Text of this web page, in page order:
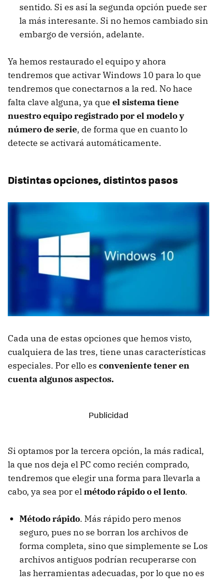
sentido. Si es así la segunda opción puede ser
la más interesante. Si no hemos cambiado sin
embargo de versión, adelante.
Ya hemos restaurado el equipo y ahora
tendremos que activar Windows 10 para lo que
tendremos que conectarnos a la red. No hace
falta clave alguna, ya que el sistema tiene
nuestro equipo registrado por el modelo y
número de serie, de forma que en cuanto lo
detecte se activará automáticamente.
Distintas opciones, distintos pasos
Cada una de estas opciones que hemos visto,
cualquiera de las tres, tiene unas características
especiales. Por ello es conveniente tener en
cuenta algunos aspectos.
Si optamos por la tercera opción, la más radical,
la que nos deja el PC como recién comprado,
tendremos que elegir una forma para llevarla a
cabo, ya sea por el método rápido o el lento.
Método rápido. Más rápido pero menos
seguro, pues no se borran los archivos de
forma completa, sino que simplemente se Los
archivos antiguos podrían recuperarse con
las herramientas adecuadas, por lo que no es